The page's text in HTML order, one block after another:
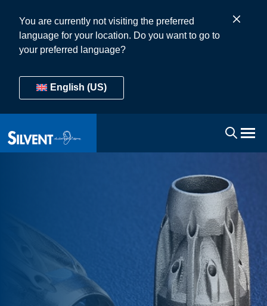
You are currently not visiting the preferred
language for your location. Do you want to go to
your preferred language?
English (US)